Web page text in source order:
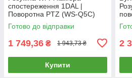
спостереження 1DAL |
Поворотна PTZ (WS-Q5C)
APP "Tuya"
Готово до відправки
1 749,36 ₴ 1 943,73 ₴
Купити
2